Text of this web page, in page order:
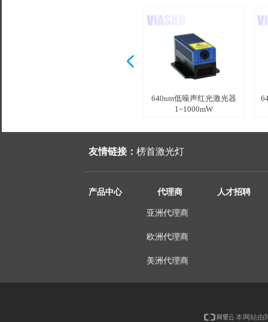
640nm低噪声红光激光器
1~1000mW
넳
产品中心 代理商 人才招聘
亚洲代理商
欧洲代理商
美洲代理商
友情链接： 榜首激光灯
本网站由